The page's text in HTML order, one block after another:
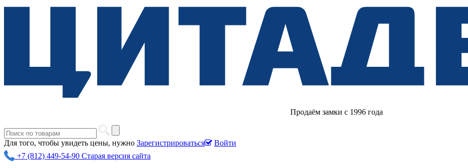
Продаём замки с 1996 года
Для того, чтобы увидеть цены, нужно Зарегистрироваться
Войти
+7 (812) 449-54-90 Старая версия сайта